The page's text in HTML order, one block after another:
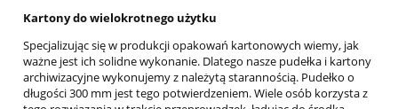
Kartony do wielokrotnego użytku
Specjalizując się w produkcji opakowań kartonowych wiemy, jak
ważne jest ich solidne wykonanie. Dlatego nasze pudełka i kartony
archiwizacyjne wykonujemy z należytą starannością. Pudełko o
długości 300 mm jest tego potwierdzeniem. Wiele osób korzysta z